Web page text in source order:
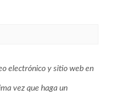
electrónico y sitio web en
vez que haga un